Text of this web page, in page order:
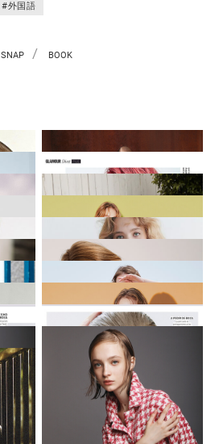
#外国語
SNAP / BOOK